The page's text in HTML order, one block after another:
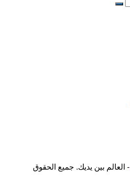
- العالم بين يديك. جميع الحقوق